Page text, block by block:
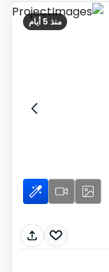
منذ 5 أيام